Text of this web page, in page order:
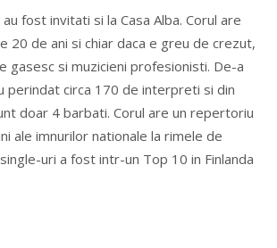
fost invitati si la Casa Alba. Corul are
20 de ani si chiar daca e greu de crezut,
gasesc si muzicieni profesionisti. De-a
perindat circa 170 de interpreti si din
doar 4 barbati. Corul are un repertoriu
ale imnurilor nationale la rimele de
uri a fost intr-un Top 10 in Finlanda